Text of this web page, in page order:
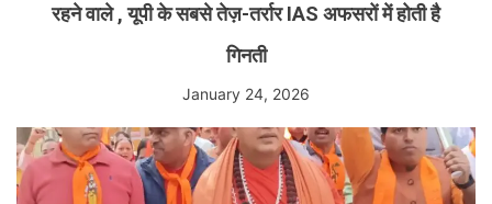
रहने वाले , यूपी के सबसे तेज़-तर्रार IAS अफसरों में होती है
गिनती
January 24, 2026